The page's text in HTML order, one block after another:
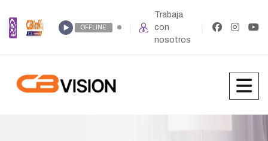
OFFLINE
Trabaja
con
nosotros